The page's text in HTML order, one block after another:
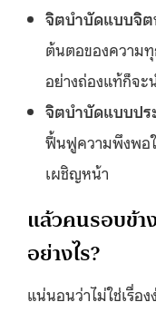
จิตบำบัดแบบจิ
ต้นตอของความทุ
อย่างถ่องแท้ก็จะ
จิตบำบัดแบบปร
ฟื้นฟูความพึงพอ
เผชิญหน้า
แล้วคนรอบข้า
อย่างไร?
แน่นอนว่าไม่ใช่เรื่อ